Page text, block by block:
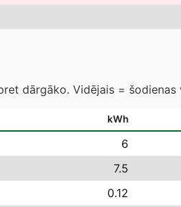
dārgāko. Vidējais =
kWh
6
7.5
0.12